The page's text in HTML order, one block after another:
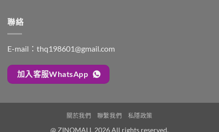
早
中
與
方
案〉
聯絡
E-mail： thq198601@gmail.com
加入客服WhatsApp
關於我們 聯繫我們 私隱政策
@ ZINOMALL 2026 All rights reserved.